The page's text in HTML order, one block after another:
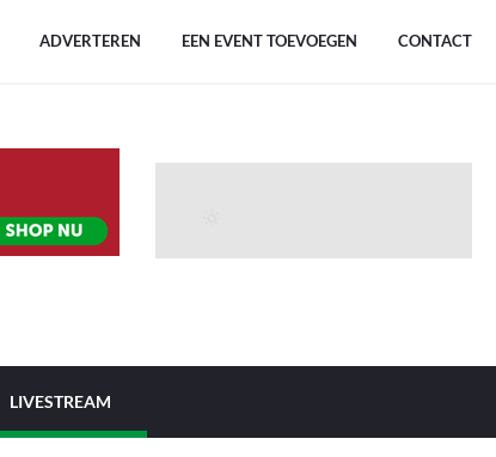
ADVERTEREN EEN EVENT TOEVOEGEN CONTACT
LIVESTREAM